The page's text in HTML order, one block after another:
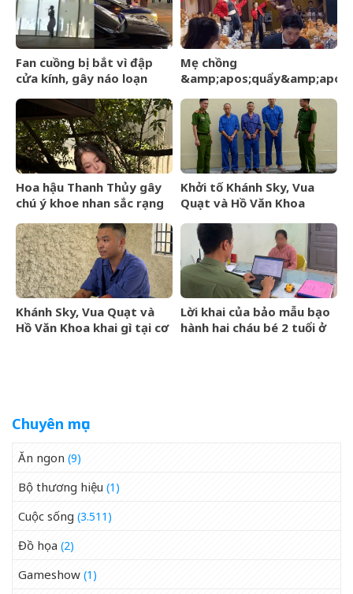
Fan cuồng bị bắt vì đập
cửa kính, gây náo loạn
niệm 10 năm
Mẹ chồng
&amp;apos;quẩy&amp;apos;
dâu nói một câu, lời đáp
của chú rể gây sốt
Hoa hậu Thanh Thủy gây
chú ý khoe nhan sắc rạng
Khởi tố Khánh Sky, Vua
Quạt và Hồ Văn Khoa
Khánh Sky, Vua Quạt và
Hồ Văn Khoa khai gì tại cơ
Lời khai của bảo mẫu bạo
hành hai cháu bé 2 tuổi ở
Chuyên mục
Ăn ngon (9)
Bộ thương hiệu (1)
Cuộc sống (3.511)
Đồ họa (2)
Gameshow (1)